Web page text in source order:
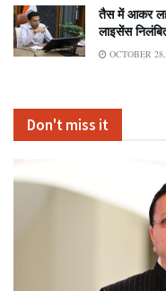
तैस में आकर
लाइसेंस
OCTOBER
Don't miss it